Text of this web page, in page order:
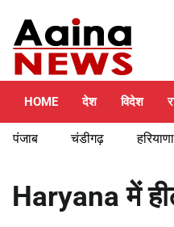
content
HOME देश विदेश
पंजाब चंडीगढ़ हरियाणा
Haryana में